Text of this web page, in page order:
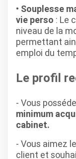
Souplesse
vie perso : Le
niveau de la
permettant
emploi du
Le profil
- Vous
minimum
cabinet.
- Vous aimez
client et